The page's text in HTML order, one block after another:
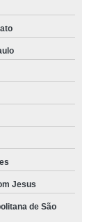
Jesus
de São